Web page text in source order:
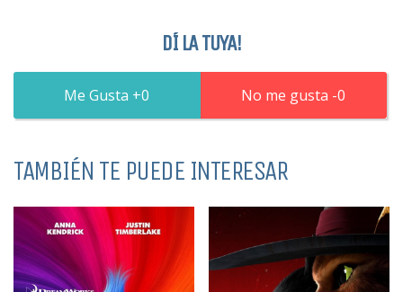
DÍ LA TUYA!
0 0
TAMBIÉN TE PUEDE INTERESAR